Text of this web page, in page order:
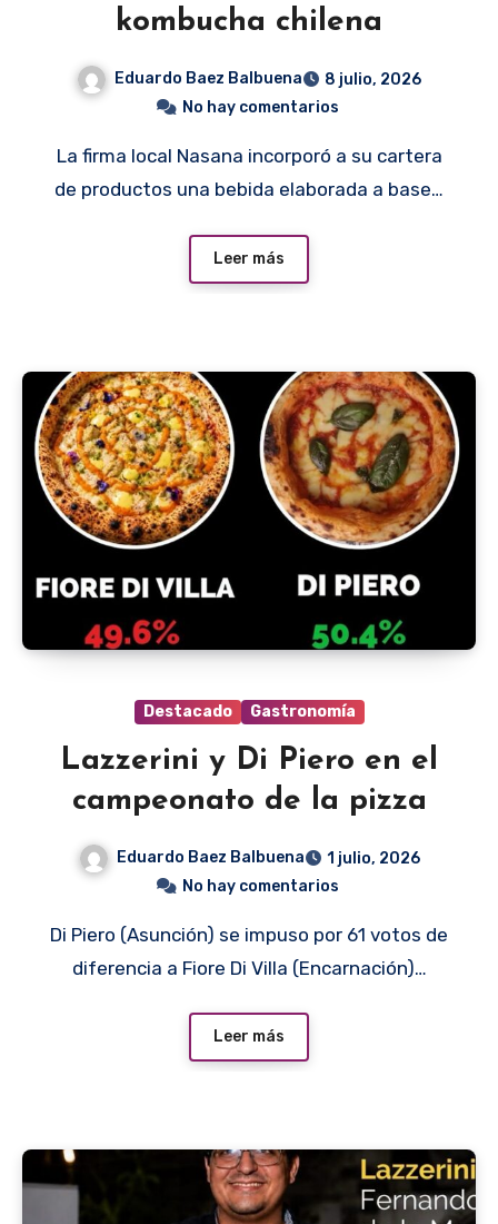
kombucha chilena
Eduardo Baez Balbuena
8 julio, 2026
No hay comentarios
La firma local Nasana incorporó a su cartera
de productos una bebida elaborada a base…
Leer más
Destacado Gastronomía
Lazzerini y Di Piero en el
campeonato de la pizza
Eduardo Baez Balbuena
1 julio, 2026
No hay comentarios
Di Piero (Asunción) se impuso por 61 votos de
diferencia a Fiore Di Villa (Encarnación)…
Leer más